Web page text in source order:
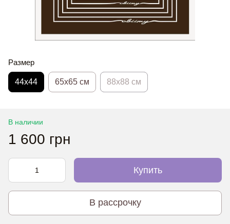
Размер
44х44 65x65 см 88x88 см
В наличии
1 600 грн
Купить
В рассрочку